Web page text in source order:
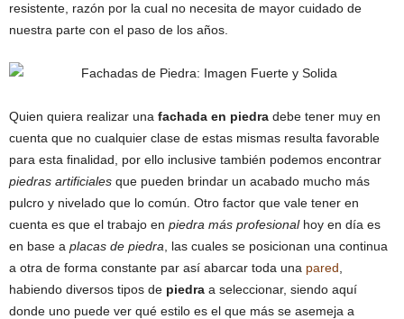
resistente, razón por la cual no necesita de mayor cuidado de
nuestra parte con el paso de los años.
Quien quiera realizar una fachada en piedra debe tener muy en
cuenta que no cualquier clase de estas mismas resulta favorable
para esta finalidad, por ello inclusive también podemos encontrar
piedras artificiales que pueden brindar un acabado mucho más
pulcro y nivelado que lo común. Otro factor que vale tener en
cuenta es que el trabajo en piedra más profesionalhoy en día es
en base a placas de piedra , las cuales se posicionan una continua
a otra de forma constante par así abarcar toda una pared
habiendo diversos tipos de piedra a seleccionar, siendo aquí
donde uno puede ver qué estilo es el que más se asemeja a